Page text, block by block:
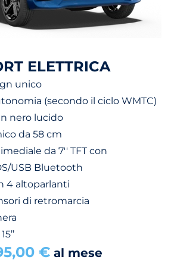
ELETTRICA
unico
(secondo il ciclo WMTC)
nero lucido
da 58 cm
da 7'' TFT con
USB Bluetooth
4 altoparlanti
di retromarcia
€ al mese